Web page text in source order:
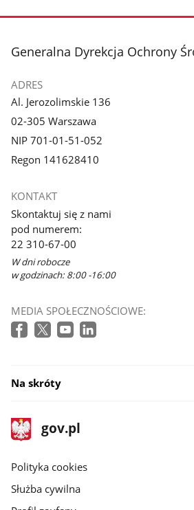
stopka
Generalna Dyrekcja Ochrony
ADRES
Al. Jerozolimskie 136
02-305 Warszawa
NIP 701-01-51-052
Regon 141628410
KONTAKT
Skontaktuj się z nami
pod numerem:
22 310-67-00
W dni robocze
w godzinach: 8:00 -16:00
MEDIA SPOŁECZNOŚCIOWE:
Na skróty
stopka
gov.pl
Strona
gov.pl
gov.pl
Polityka cookies
Służba cywilna